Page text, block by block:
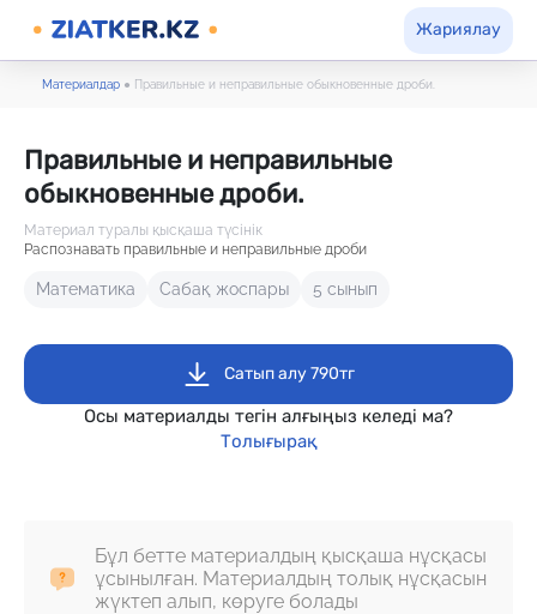
Жариялау
Материалдар ● Правильные и неправильные обыкновенные дроби.
Правильные и неправильные
обыкновенные дроби.
Материал туралы қысқаша түсінік
Распознавать правильные и неправильные дроби
Математика Сабақ жоспары 5 сынып
Сатып алу 790тг
Осы материалды тегін алғыңыз келеді ма?
Толығырақ
Бұл бетте материалдың қысқаша нұсқасы
ұсынылған. Материалдың толық нұсқасын
жүктеп алып, көруге болады